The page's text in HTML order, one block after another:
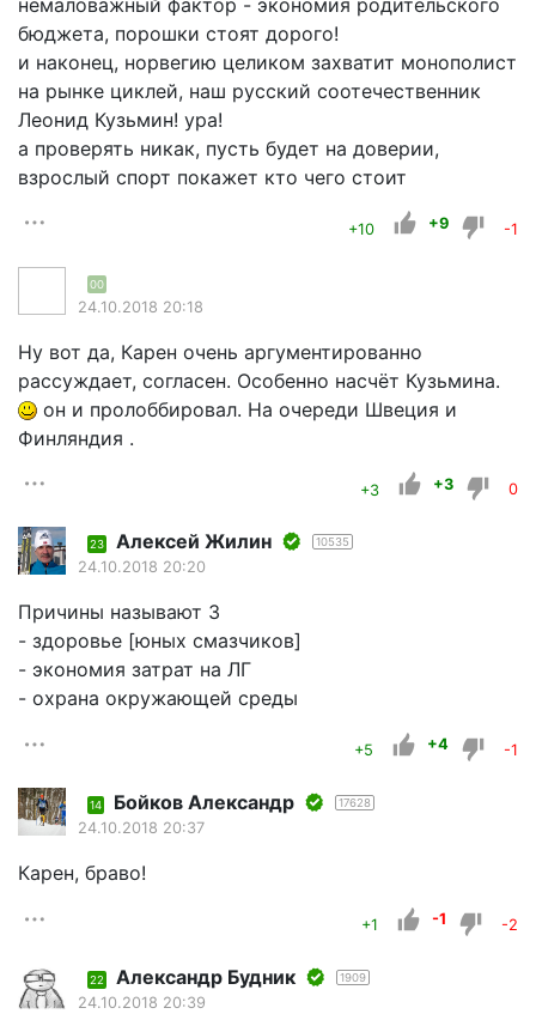
бюджета, порошки стоят дорого!
и наконец, норвегию целиком захватит монополист
на рынке циклей, наш русский соотечественник
Леонид Кузьмин! ура!
а проверять никак, пусть будет на доверии,
взрослый спорт покажет кто чего стоит
+10 +9 -1
00
24.10.2018 20:18
Ну вот да, Карен очень аргументированно
рассуждает, согласен. Особенно насчёт Кузьмина.
он и пролоббировал. На очереди Швеция и
Финляндия .
+3 +3 0
23 Алексей Жилин 10535
24.10.2018 20:20
Причины называют 3
- здоровье [юных смазчиков]
- экономия затрат на ЛГ
- охрана окружающей среды
+5 +4 -1
14 Бойков Александр 17628
24.10.2018 20:37
Карен, браво!
+1 -1 -2
22 Александр Будник 1909
24.10.2018 20:39